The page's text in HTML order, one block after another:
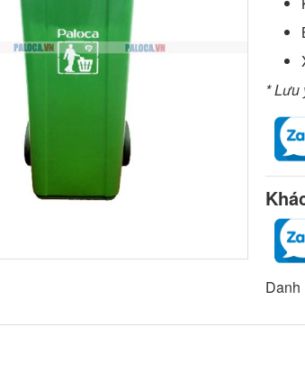
* Lưu
Danh